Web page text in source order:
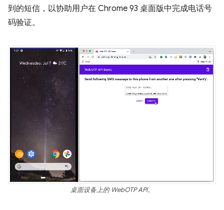
到的短信，以协助用户在 Chrome 93 桌面版中完成电话号
码验证。
桌面设备上的 WebOTP API。